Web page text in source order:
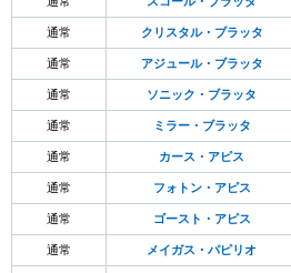
通常 クリスタル・ブラッタ
通常 アジュール・ブラッタ
通常 ソニック・ブラッタ
通常 ミラー・ブラッタ
通常 カース・アピス
通常 フォトン・アピス
通常 ゴースト・アピス
通常 メイガス・パピリオ